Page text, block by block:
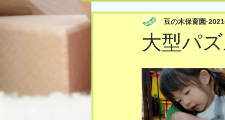
大型パ
豆の木保育園